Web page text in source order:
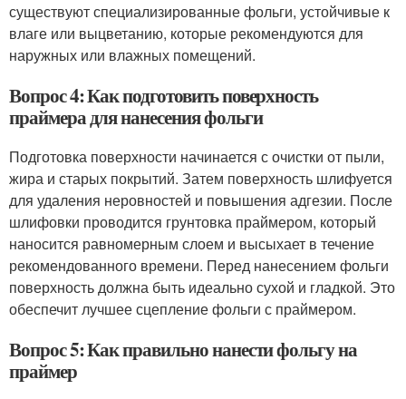
существуют специализированные фольги, устойчивые к
влаге или выцветанию, которые рекомендуются для
наружных или влажных помещений.
Вопрос 4: Как подготовить поверхность
праймера для нанесения фольги
Подготовка поверхности начинается с очистки от пыли,
жира и старых покрытий. Затем поверхность шлифуется
для удаления неровностей и повышения адгезии. После
шлифовки проводится грунтовка праймером, который
наносится равномерным слоем и высыхает в течение
рекомендованного времени. Перед нанесением фольги
поверхность должна быть идеально сухой и гладкой. Это
обеспечит лучшее сцепление фольги с праймером.
Вопрос 5: Как правильно нанести фольгу на
праймер